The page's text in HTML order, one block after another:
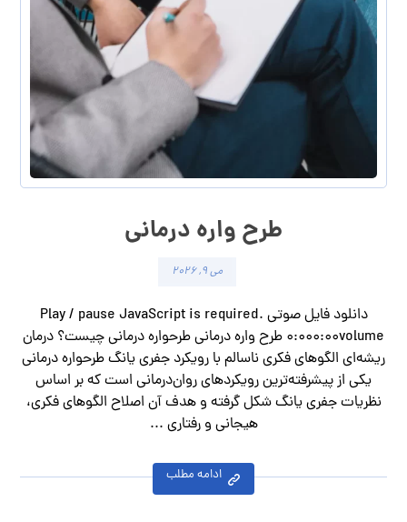
طرح واره درمانی
می ۹, ۲۰۲۶
دانلود فایل صوتی Play / pause JavaScript is required.
۰:۰۰۰:۰۰volume طرح واره درمانی طرحواره درمانی چیست؟ درمان
ریشه‌ای الگوهای فکری ناسالم با رویکرد جفری یانگ طرحواره درمانی
یکی از پیشرفته‌ترین رویکردهای روان‌درمانی است که بر اساس
نظریات جفری یانگ شکل گرفته و هدف آن اصلاح الگوهای فکری،
هیجانی و رفتاری ...
ادامه مطلب